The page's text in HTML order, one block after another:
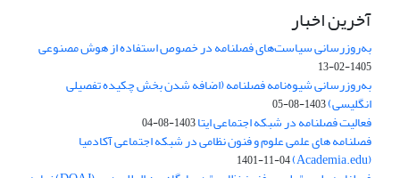
آخرین اخبار
به‌روزرسانی سیاست‌های فصلنامه در خصوص استفاده از هوش مصنوعی
1405-02-13
به‌روزرسانی شیوه‌نامه فصلنامه (اضافه شدن بخش چکیده تفصیلی
انگلیسی)1403-08-05
فعالیت فصلنامه در شبکه اجتماعی ایتا1403-08-04
فصلنامه های علمی علوم و فنون نظامی در شبکه اجتماعی آکادمیا
(Academia.edu)
1401-11-04